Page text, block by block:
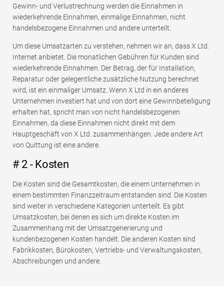
Gewinn- und Verlustrechnung werden die Einnahmen in
wiederkehrende Einnahmen, einmalige Einnahmen, nicht
handelsbezogene Einnahmen und andere unterteilt.
Um diese Umsatzarten zu verstehen, nehmen wir an, dass X Ltd.
Internet anbietet. Die monatlichen Gebühren für Kunden sind
wiederkehrende Einnahmen. Der Betrag, der für Installation,
Reparatur oder gelegentliche zusätzliche Nutzung berechnet
wird, ist ein einmaliger Umsatz. Wenn X Ltd in ein anderes
Unternehmen investiert hat und von dort eine Gewinnbeteiligung
erhalten hat, spricht man von nicht handelsbezogenen
Einnahmen, da diese Einnahmen nicht direkt mit dem
Hauptgeschäft von X Ltd. zusammenhängen. Jede andere Art
von Quittung ist eine andere.
# 2 - Kosten
Die Kosten sind die Gesamtkosten, die einem Unternehmen in
einem bestimmten Finanzzeitraum entstanden sind. Die Kosten
sind weiter in verschiedene Kategorien unterteilt. Es gibt
Umsatzkosten, bei denen es sich um direkte Kosten im
Zusammenhang mit der Umsatzgenerierung und
kundenbezogenen Kosten handelt. Die anderen Kosten sind
Fabrikkosten, Bürokosten, Vertriebs- und Verwaltungskosten,
Abschreibungen und andere.